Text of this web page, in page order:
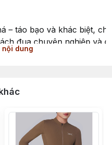
– táo bạo và khác biệt,
đua chuyên nghiệp và
khô ráo suốt hành trình dù
dung